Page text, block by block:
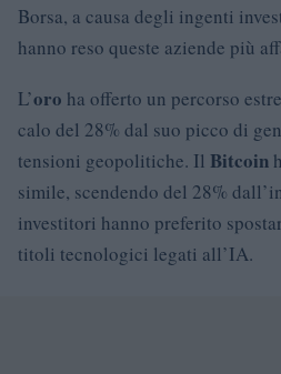
Borsa, a causa degli ingenti
hanno reso queste aziende più
L’oro ha offerto un percorso
calo del 28% dal suo picco di
tensioni geopolitiche. Il Bitcoin
simile, scendendo del 28%
investitori hanno preferito
titoli tecnologici legati all’IA.